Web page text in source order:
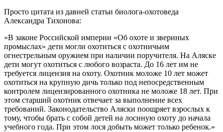
Просто цитата из давней статьи биолога-охотоведа
Александра Тихонова:
«В законе Российской империи «Об охоте и звериных
промыслах» дети могли охотиться с охотничьим
огнестрельным оружием при наличии поручителя. На Аляске
дети могут охотиться с любого возраста. До 16 лет им не
требуется лицензия на охоту. Охотник моложе 10 лет может
охотиться на крупную дичь только под непосредственным
контролем лицензированного охотника не моложе 18 лет. При
этом старший охотник отвечает за выполнение всех
требований. Законодательство Аляски поощряет взрослых к
тому, чтобы брать с собой детей на лосиную охоту до начала
учебного года. При этом лося добыть может только ребенок.»